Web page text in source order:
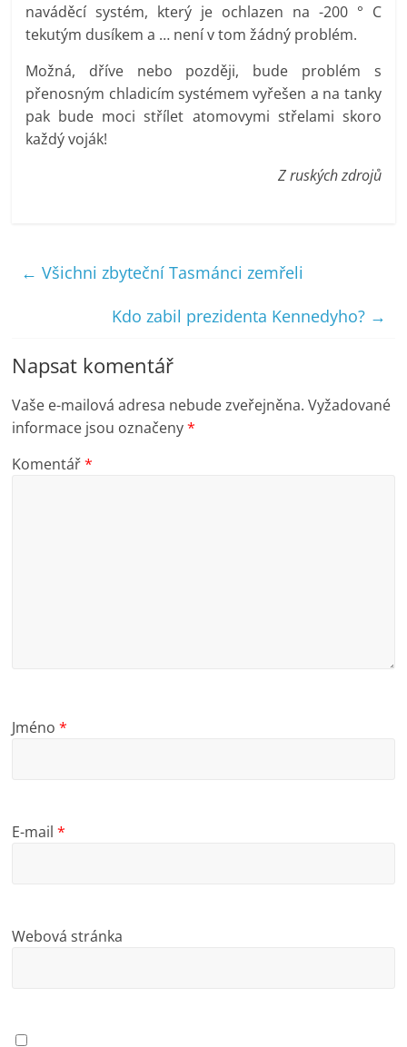
naváděcí systém, který je ochlazen na -200 ° C
tekutým dusíkem a … není v tom žádný problém.
Možná, dříve nebo později, bude problém s
přenosným chladicím systémem vyřešen a na tanky
pak bude moci střílet atomovymi střelami skoro
každý voják!
Z ruských zdrojů
← Všichni zbyteční Tasmánci zemřeli
Kdo zabil prezidenta Kennedyho? →
Napsat komentář
Vaše e-mailová adresa nebude zveřejněna. Vyžadované
informace jsou označeny*
Komentář*
Jméno*
E-mail*
Webová stránka